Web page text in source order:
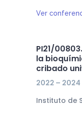
Ver
PI21/
la
cribado
2022 – 2024
Instituto de